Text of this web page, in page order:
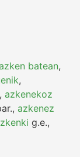
batean,
,
,azkenekoz
,azkenez
g.e.,